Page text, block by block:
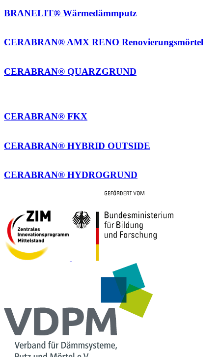
BRANELIT® Wärmedämmputz
CERABRAN® AMX RENO Renovierungsmörtel
CERABRAN® QUARZGRUND
CERABRAN® FKX
CERABRAN® HYBRID OUTSIDE
CERABRAN® HYDROGRUND